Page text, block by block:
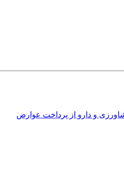
کشاورزی و دارو از پرداخت عوارض